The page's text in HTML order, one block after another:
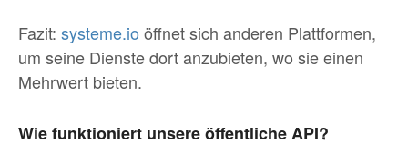
Fazit: systeme.io öffnet sich anderen Plattformen,
um seine Dienste dort anzubieten, wo sie einen
Mehrwert bieten.
Wie funktioniert unsere öffentliche API?